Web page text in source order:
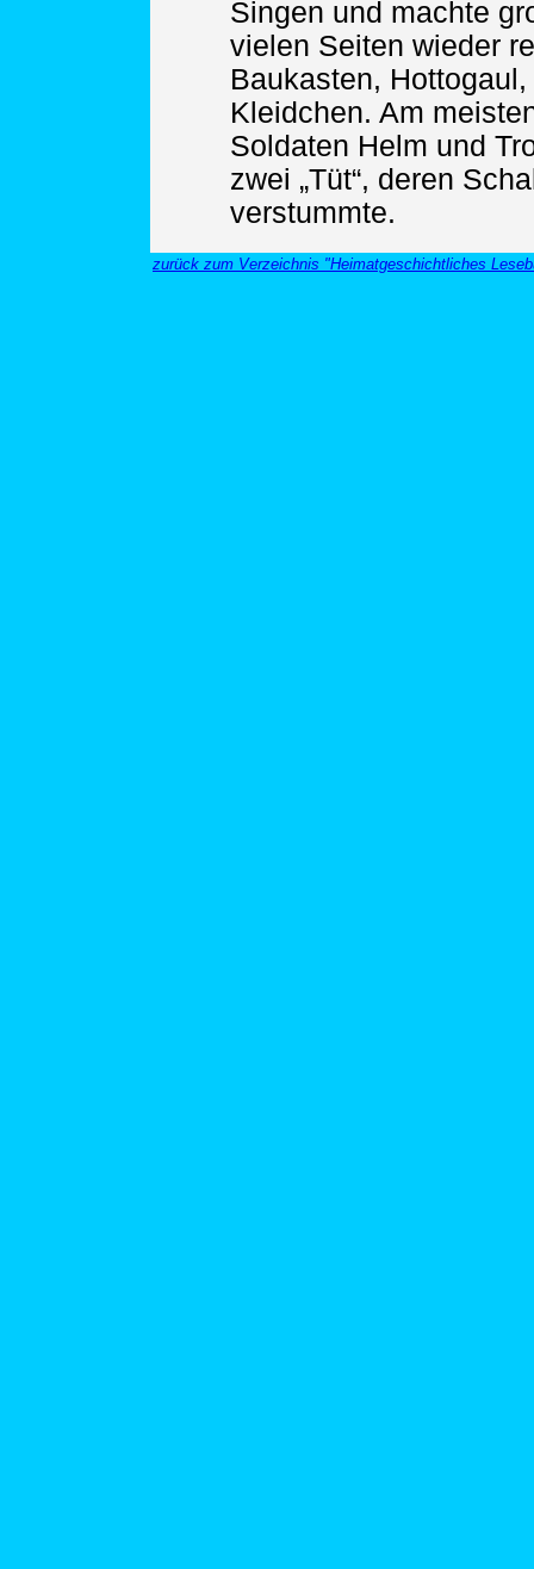
Singen und machte
vielen Seiten wieder
Baukasten,
Kleidchen. Am
Soldaten Helm und
zwei „Tüt“, deren
verstummte.
zurück zum Verzeichnis "Heimatgeschichtliches